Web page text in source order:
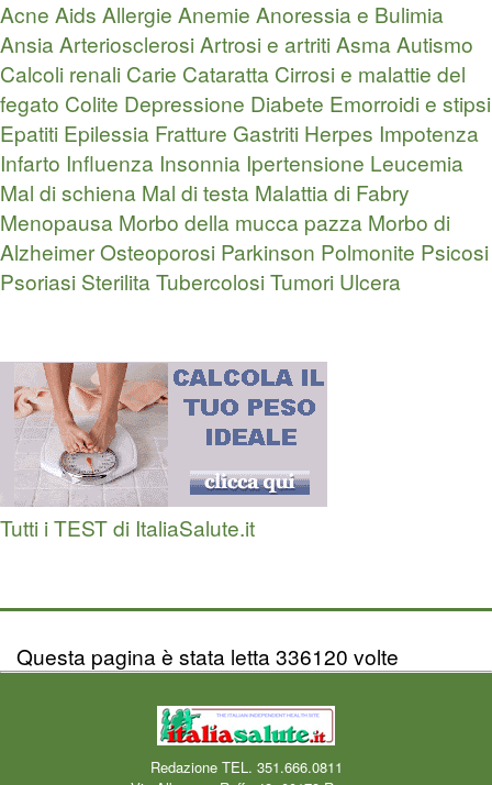
Acne Aids Allergie Anemie Anoressia e Bulimia
AnsiaArteriosclerosiArtrosi e artritiAsmaAutismo
Calcoli renali Carie Cataratta Cirrosi e malattie del
fegato Colite Depressione Diabete Emorroidi e stipsi
Epatiti Epilessia Fratture Gastriti Herpes Impotenza
Infarto Influenza Insonnia Ipertensione Leucemia
Mal di schiena Mal di testa Malattia di Fabry
Menopausa Morbo della mucca pazza Morbo di
AlzheimerOsteoporosi Parkinson Polmonite Psicosi
Psoriasi SterilitaTubercolosiTumori Ulcera
Tutti i TEST di ItaliaSalute.it
Questa pagina è stata letta 336120 volte
Redazione TEL. 351.666.0811